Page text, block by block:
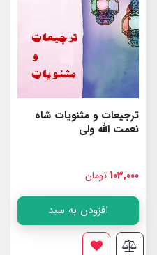
ترجیعات و مثنویات شاه
نعمت الله ولى
103,000 تومان
افزودن به سبد